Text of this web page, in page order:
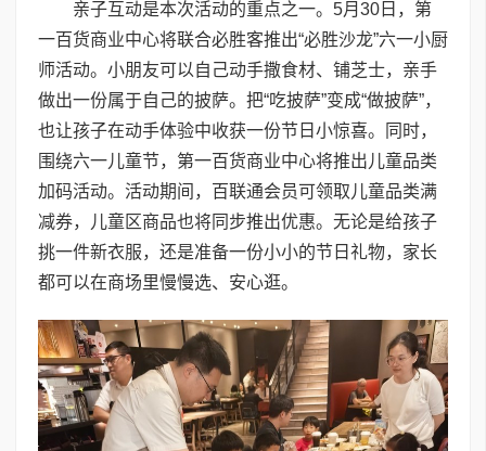
亲子互动是本次活动的重点之一。5月30日，第
一百货商业中心将联合必胜客推出“必胜沙龙”六一小厨
师活动。小朋友可以自己动手撒食材、铺芝士，亲手
做出一份属于自己的披萨。把“吃披萨”变成“做披萨”，
也让孩子在动手体验中收获一份节日小惊喜。同时，
围绕六一儿童节，第一百货商业中心将推出儿童品类
加码活动。活动期间，百联通会员可领取儿童品类满
减券，儿童区商品也将同步推出优惠。无论是给孩子
挑一件新衣服，还是准备一份小小的节日礼物，家长
都可以在商场里慢慢选、安心逛。